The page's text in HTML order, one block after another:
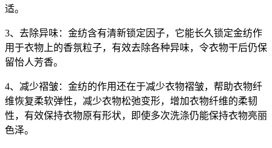
适。
3、去除异味：金纺含有清新锁定因子，它能长久锁定金纺作
用于衣物上的香氛粒子，有效去除各种异味，令衣物干后仍保
留怡人芳香。
4、减少褶皱：金纺的作用还在于减少衣物褶皱，帮助衣物纤
维恢复柔软弹性，减少衣物松弛变形，增加衣物纤维的柔韧
性，有效保持衣物原有形状，即使多次洗涤仍能保持衣物亮丽
色泽。